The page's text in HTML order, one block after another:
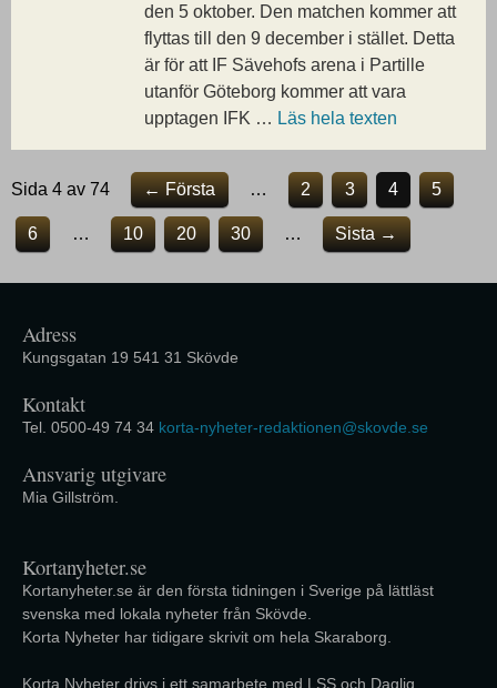
den 5 oktober. Den matchen kommer att
flyttas till den 9 december i stället. Detta
är för att IF Sävehofs arena i Partille
utanför Göteborg kommer att vara
upptagen IFK … Läs hela texten
Sida 4 av 74 ← Första … 2 3 4 5
6 … 10 20 30 … Sista →
Adress
Kungsgatan 19 541 31 Skövde
Kontakt
Tel. 0500-49 74 34 korta-nyheter-redaktionen@skovde.se
Ansvarig utgivare
Mia Gillström.
Kortanyheter.se
Kortanyheter.se är den första tidningen i Sverige på lättläst
svenska med lokala nyheter från Skövde.
Korta Nyheter har tidigare skrivit om hela Skaraborg.
Korta Nyheter drivs i ett samarbete med LSS och Daglig